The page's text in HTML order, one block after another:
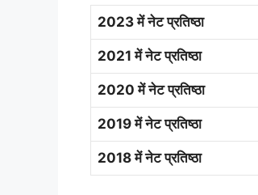
2023 में नेट प्रतिष्ठा
2021 में नेट प्रतिष्ठा
2020 में नेट प्रतिष्ठा
2019 में नेट प्रतिष्ठा
2018 में नेट प्रतिष्ठा